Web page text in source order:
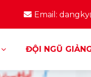
Email:
ĐỘI NGŨ